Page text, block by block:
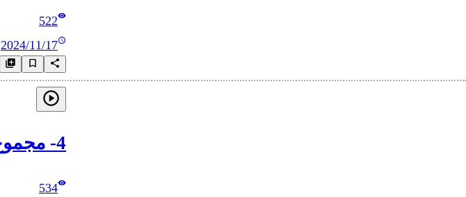
522
2024/11/17
4- مجموع الفتاوى
534